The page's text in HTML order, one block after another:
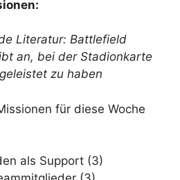
Literatur: Battlefield
an, bei der Stadionkarte
zu haben
für diese Woche
als Support (3)